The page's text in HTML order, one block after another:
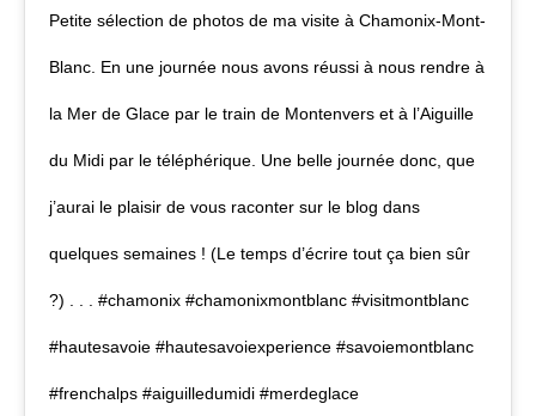
Petite sélection de photos de ma visite à Chamonix-Mont-
Blanc. En une journée nous avons réussi à nous rendre à
la Mer de Glace par le train de Montenvers et à l’Aiguille
du Midi par le téléphérique. Une belle journée donc, que
j’aurai le plaisir de vous raconter sur le blog dans
quelques semaines ! (Le temps d’écrire tout ça bien sûr
?) . . . #chamonix #chamonixmontblanc #visitmontblanc
#hautesavoie #hautesavoiexperience #savoiemontblanc
#frenchalps #aiguilledumidi #merdeglace